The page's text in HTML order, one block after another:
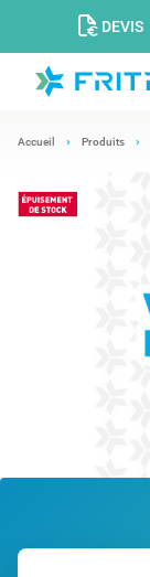
DEVIS
Accueil Produits